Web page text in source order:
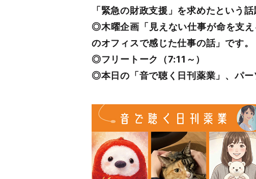
「緊急の財政支援」を求めたという話
◎木曜企画「見えない仕事が命を支
のオフィスで感じた仕事の話」です。
◎フリートーク（7:11～）
◎本日の「音で聴く日刊薬業」、パー